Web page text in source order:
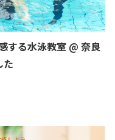
する水泳教室 @ 奈良
た